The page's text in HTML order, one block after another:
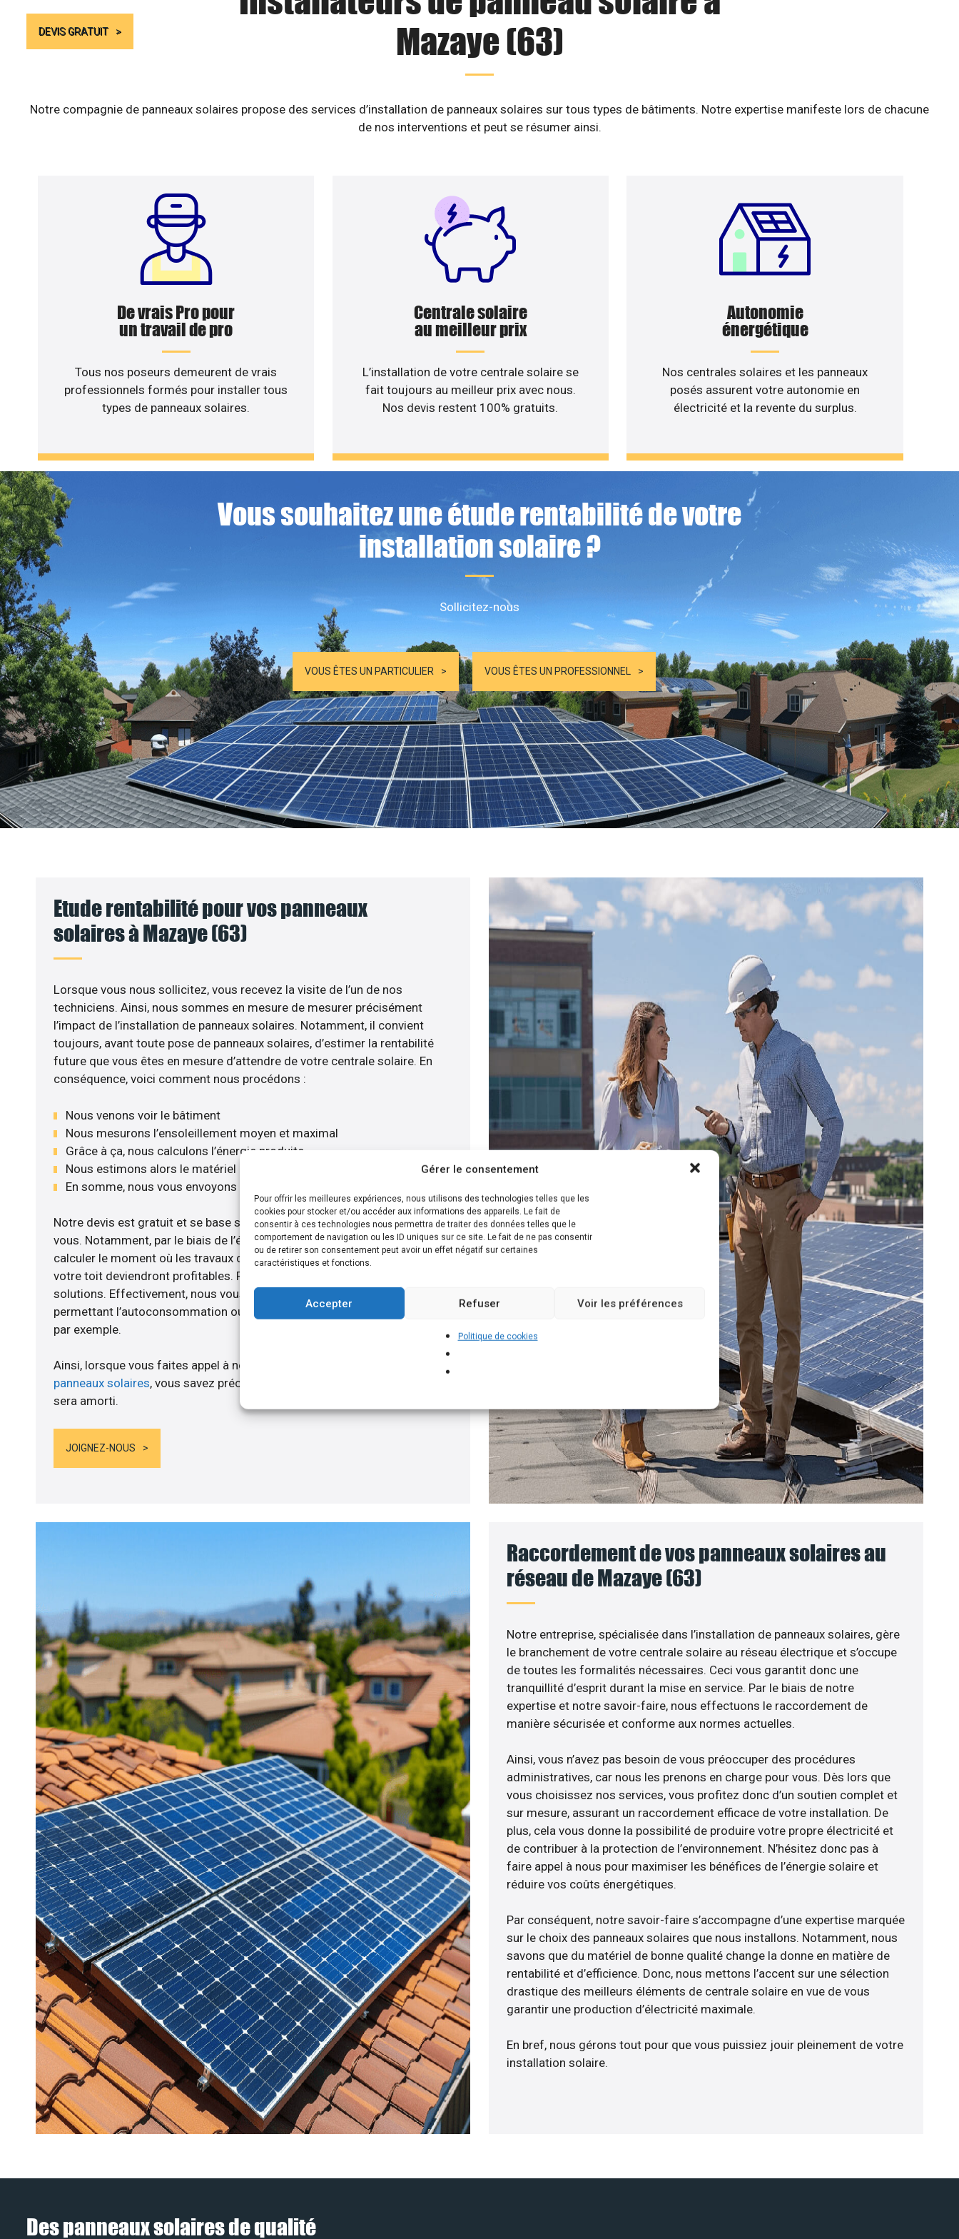
Gérer le consentement
Pour offrir les meilleures expériences, nous utilisons des technologies telles que les
cookies pour stocker et/ou accéder aux informations des appareils. Le fait de
consentir à ces technologies nous permettra de traiter des données telles que le
comportement de navigation ou les ID uniques sur ce site. Le fait de ne pas consentir
ou de retirer son consentement peut avoir un effet négatif sur certaines
caractéristiques et fonctions.
Accepter Refuser Voir les préférences
Politique de cookies
DEVIS GRATUIT
Mazaye (63)
Notre compagnie de panneaux solaires propose des services d’installation de panneaux solaires sur tous types de bâtiments. Notre expertise manifeste lors de chacune
de nos interventions et peut se résumer ainsi.
De vrais Pro pour
un travail de pro
Tous nos poseurs demeurent de vrais
professionnels formés pour installer tous
types de panneaux solaires.
Centrale solaire
au meilleur prix
L’installation de votre centrale solaire se
fait toujours au meilleur prix avec nous.
Nos devis restent 100% gratuits.
Autonomie
énergétique
Nos centrales solaires et les panneaux
posés assurent votre autonomie en
électricité et la revente du surplus.
Vous souhaitez une étude rentabilité de votre
installation solaire ?
Sollicitez-nous
VOUS ÊTES UN PARTICULIER VOUS ÊTES UN PROFESSIONNEL
Etude rentabilité pour vos panneaux
solaires à Mazaye (63)
Lorsque vous nous sollicitez, vous recevez la visite de l’un de nos
techniciens. Ainsi, nous sommes en mesure de mesurer précisément
l’impact de l’installation de panneaux solaires. Notamment, il convient
toujours, avant toute pose de panneaux solaires, d’estimer la rentabilité
future que vous êtes en mesure d’attendre de votre centrale solaire. En
conséquence, voici comment nous procédons :
Nous venons voir le bâtiment
Nous mesurons l’ensoleillement moyen et maximal
Grâce à ça, nous calculons l’énergie produite
Nous estimons alors le matériel le plus adéquat
En somme, nous vous envoyons notre devis gratuitement
Notre devis est gratuit et se base sur la configuration la plus efficace pour
vous. Notamment, par le biais de l’étude rentabilité menée, nous pouvons
calculer le moment où les travaux d’installation de panneaux solaire sur
votre toit deviendront profitables. Pour cela, nous disposons de plusieurs
solutions. Effectivement, nous vous proposons un branchement
permettant l’autoconsommation ou l’alimentation de batteries solaires,
par exemple.
Ainsi, lorsque vous faites appel à notre entreprise pour installer vos
panneaux solaires, vous savez précisément lorsque le coût des travaux
sera amorti.
JOIGNEZ-NOUS
Raccordement de vos panneaux solaires au
réseau de Mazaye (63)
Notre entreprise, spécialisée dans l’installation de panneaux solaires, gère
le branchement de votre centrale solaire au réseau électrique et s’occupe
de toutes les formalités nécessaires. Ceci vous garantit donc une
tranquillité d’esprit durant la mise en service. Par le biais de notre
expertise et notre savoir-faire, nous effectuons le raccordement de
manière sécurisée et conforme aux normes actuelles.
Ainsi, vous n’avez pas besoin de vous préoccuper des procédures
administratives, car nous les prenons en charge pour vous. Dès lors que
vous choisissez nos services, vous profitez donc d’un soutien complet et
sur mesure, assurant un raccordement efficace de votre installation. De
plus, cela vous donne la possibilité de produire votre propre électricité et
de contribuer à la protection de l’environnement. N’hésitez donc pas à
faire appel à nous pour maximiser les bénéfices de l’énergie solaire et
réduire vos coûts énergétiques.
Par conséquent, notre savoir-faire s’accompagne d’une expertise marquée
sur le choix des panneaux solaires que nous installons. Notamment, nous
savons que du matériel de bonne qualité change la donne en matière de
rentabilité et d’efficience. Donc, nous mettons l’accent sur une sélection
drastique des meilleurs éléments de centrale solaire en vue de vous
garantir une production d’électricité maximale.
En bref, nous gérons tout pour que vous puissiez jouir pleinement de votre
installation solaire.
Des panneaux solaires de qualité